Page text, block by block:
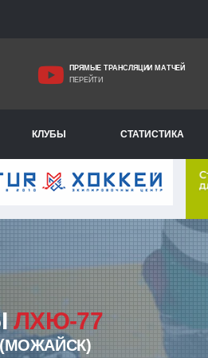
ПРЯМЫЕ ТРАНСЛЯЦИИ МАТЧЕЙ
ПЕРЕЙТИ
КЛУБЫ СТАТИСТИКА
ЛХЮ-77